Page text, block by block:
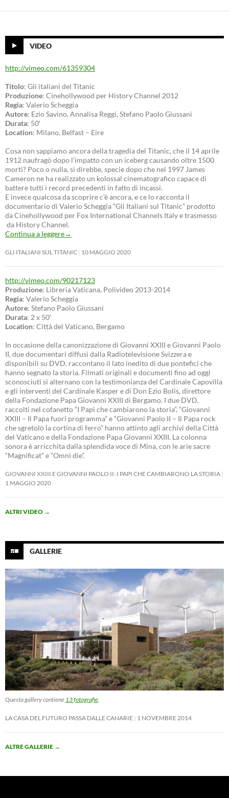
VIDEO
http://vimeo.com/61359304
Titolo: Gli italiani del Titanic
Produzione: Cinehollywood per History Channel 2012
Regia: Valerio Scheggia
Autore: Ezio Savino, Annalisa Reggi, Stefano Paolo Giussani
Durata: 50′
Location: Milano, Belfast – Eire
Cosa non sappiamo ancora della tragedia del Titanic, che il 14 aprile
1912 naufragò dopo l’impatto con un iceberg causando oltre 1500
morti? Poco o nulla, si direbbe, specie dopo che nel 1997 James
Cameron ne ha realizzato un kolossal cinematografico capace di
battere tutti i record precedenti in fatto di incassi.
E invece qualcosa da scoprire c’è ancora, e ce lo racconta il
documentario di Valerio Scheggia “Gli Italiani sul Titanic” prodotto
da Cinehollywood per Fox International Channels Italy e trasmesso
da History Channel.
Continua a leggere→
GLI ITALIANI SUL TITANIC 10 MAGGIO 2020
http://vimeo.com/90217123
Produzione: Libreria Vaticana, Polivideo 2013-2014
Regia: Valerio Scheggia
Autore: Stefano Paolo Giussani
Durata: 2 x 50′
Location: Città del Vaticano, Bergamo
In occasione della canonizzazione di Giovanni XXIII e Giovanni Paolo
II, due documentari diffusi dalla Radiotelevisione Svizzera e
disponibili su DVD, raccontano il lato inedito di due pontefici che
hanno segnato la storia. Filmati originali e documenti fino ad oggi
sconosciuti si alternano con la testimonianza del Cardinale Capovilla
e gli interventi del Cardinale Kasper e di Don Ezio Bolis, direttore
della Fondazione Papa Giovanni XXIII di Bergamo. I due DVD,
raccolti nel cofanetto “I Papi che cambiarono la storia”, “Giovanni
XXIII – Il Papa fuori programma” e “Giovanni Paolo II – Il Papa rock
che sgretolò la cortina di ferro” hanno attinto agli archivi della Città
del Vaticano e della Fondazione Papa Giovanni XXIII. La colonna
sonora è arricchita dalla splendida voce di Mina, con le arie sacre
“Magnificat” e “Omni die”.
GIOVANNI XXIII E GIOVANNI PAOLO II: I PAPI CHE CAMBIARONO LA STORIA
1 MAGGIO 2020
ALTRI VIDEO →
GALLERIE
Questa gallery contiene 13 fotografie.
LA CASA DEL FUTURO PASSA DALLE CANARIE 1 NOVEMBRE 2014
ALTRE GALLERIE →